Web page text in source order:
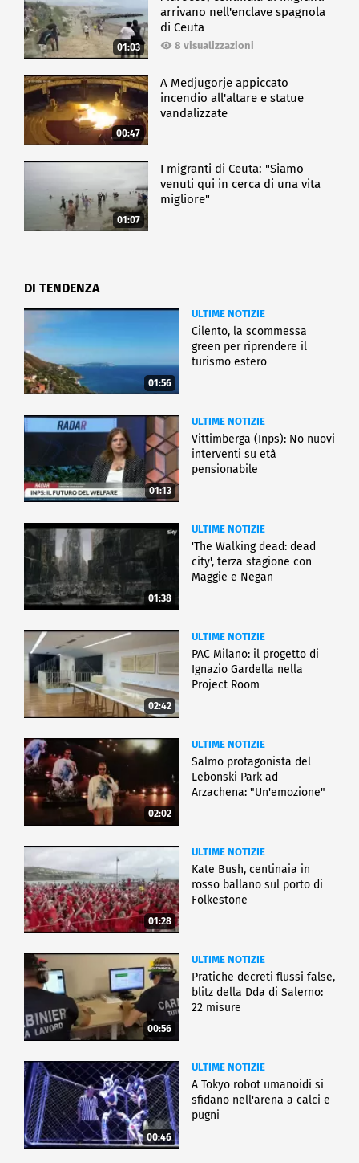
01:03
arrivano nell'enclave spagnola
di Ceuta
8 visualizzazioni
00:47
A Medjugorje appiccato
incendio all'altare e statue
vandalizzate
01:07
I migranti di Ceuta: "Siamo
venuti qui in cerca di una vita
migliore"
DI TENDENZA
01:56
ULTIME NOTIZIE
Cilento, la scommessa
green per riprendere il
turismo estero
01:13
ULTIME NOTIZIE
Vittimberga (Inps): No nuovi
interventi su età
pensionabile
01:38
ULTIME NOTIZIE
'The Walking dead: dead
city', terza stagione con
Maggie e Negan
02:42
ULTIME NOTIZIE
PAC Milano: il progetto di
Ignazio Gardella nella
Project Room
02:02
ULTIME NOTIZIE
Salmo protagonista del
Lebonski Park ad
Arzachena: "Un'emozione"
01:28
ULTIME NOTIZIE
Kate Bush, centinaia in
rosso ballano sul porto di
Folkestone
00:56
ULTIME NOTIZIE
Pratiche decreti flussi false,
blitz della Dda di Salerno:
22 misure
00:46
ULTIME NOTIZIE
A Tokyo robot umanoidi si
sfidano nell'arena a calci e
pugni